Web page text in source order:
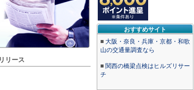
おすすめサイト
■ 大阪・奈良・兵庫・京都・和歌
山の交通量調査なら
■ 関西の橋梁点検はヒルズリサー
チ
リース